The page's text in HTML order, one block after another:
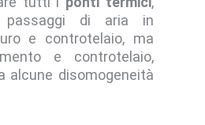
di aria in
e controtelaio, ma
e controtelaio,
alcune disomogeneità